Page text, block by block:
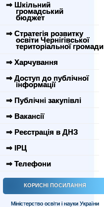
⇒ Шкільний
громадський
бюджет
⇒ Стратегія розвитку
освіти Чернігівської
територіальної громади
⇒ Харчування
⇒ Доступ до публічної
інформації
⇒ Публічні закупівлі
⇒ Вакансії
⇒ Реєстрація в ДНЗ
⇒ ІРЦ
⇒ Телефони
КОРИСНІ ПОСИЛАННЯ
Міністерство освіти і науки України